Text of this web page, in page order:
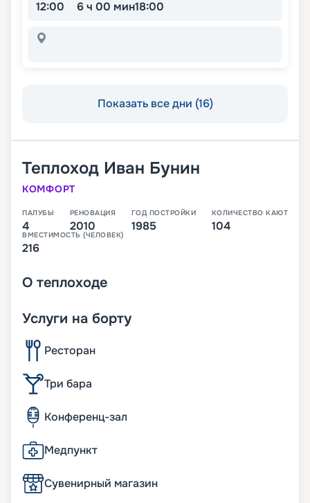
12:00 6 ч 00 мин18:00
Показать все дни (16)
Теплоход Иван Бунин
КОМФОРТ
ПАЛУБЫ
4
РЕНОВАЦИЯ
2010
ГОД ПОСТРОЙКИ
1985
КОЛИЧЕСТВО КАЮТ
104
ВМЕСТИМОСТЬ (ЧЕЛОВЕК)
216
О теплоходе
Услуги на борту
Ресторан
Три бара
Конференц-зал
Медпункт
Сувенирный магазин